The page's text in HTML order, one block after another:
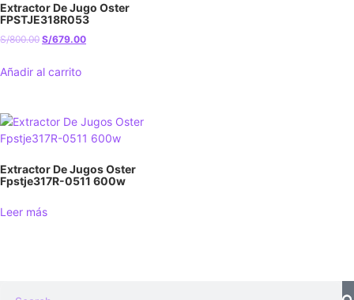
Extractor De Jugo Oster
FPSTJE318R053
S/800.00 S/679.00
Añadir al carrito
Extractor De Jugos Oster
Fpstje317R-0511 600w
Leer más